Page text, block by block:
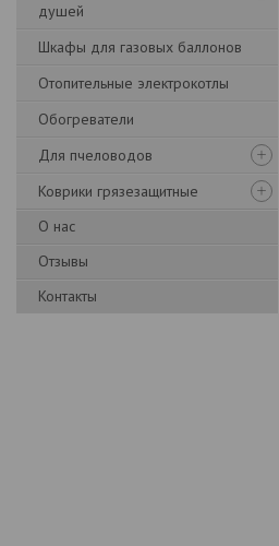
душей
Шкафы для газовых баллонов
Отопительные электрокотлы
Обогреватели
Для пчеловодов
Коврики грязезащитные
О нас
Отзывы
Контакты